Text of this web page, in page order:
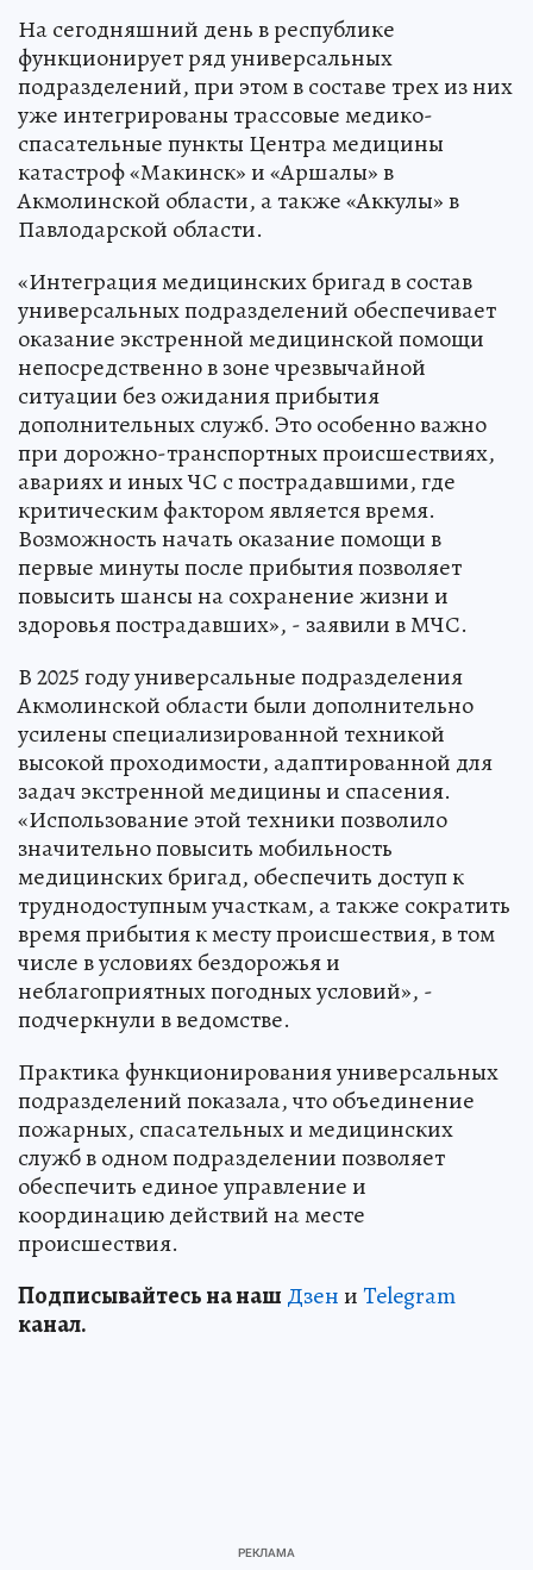
На сегодняшний день в республике
функционирует ряд универсальных
подразделений, при этом в составе трех из них
уже интегрированы трассовые медико-
спасательные пункты Центра медицины
катастроф «Макинск» и «Аршалы» в
Акмолинской области, а также «Аккулы» в
Павлодарской области.
«Интеграция медицинских бригад в состав
универсальных подразделений обеспечивает
оказание экстренной медицинской помощи
непосредственно в зоне чрезвычайной
ситуации без ожидания прибытия
дополнительных служб. Это особенно важно
при дорожно-транспортных происшествиях,
авариях и иных ЧС с пострадавшими, где
критическим фактором является время.
Возможность начать оказание помощи в
первые минуты после прибытия позволяет
повысить шансы на сохранение жизни и
здоровья пострадавших», - заявили в МЧС.
В 2025 году универсальные подразделения
Акмолинской области были дополнительно
усилены специализированной техникой
высокой проходимости, адаптированной для
задач экстренной медицины и спасения.
«Использование этой техники позволило
значительно повысить мобильность
медицинских бригад, обеспечить доступ к
труднодоступным участкам, а также сократить
время прибытия к месту происшествия, в том
числе в условиях бездорожья и
неблагоприятных погодных условий», -
подчеркнули в ведомстве.
Практика функционирования универсальных
подразделений показала, что объединение
пожарных, спасательных и медицинских
служб в одном подразделении позволяет
обеспечить единое управление и
координацию действий на месте
происшествия.
Подписывайтесь на наш ДзениTelegram
канал.